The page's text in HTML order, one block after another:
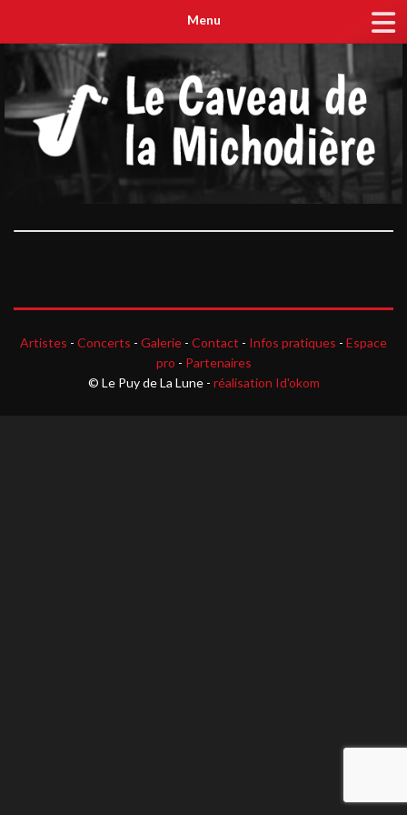
Menu
Artistes - Concerts - Galerie - Contact - Infos pratiques - Espace
pro - Partenaires
© Le Puy de La Lune - réalisation Id'okom